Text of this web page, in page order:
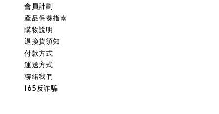
會員計劃
產品保養指南
購物說明
退換貨須知
付款方式
運送方式
聯絡我們
165反詐騙